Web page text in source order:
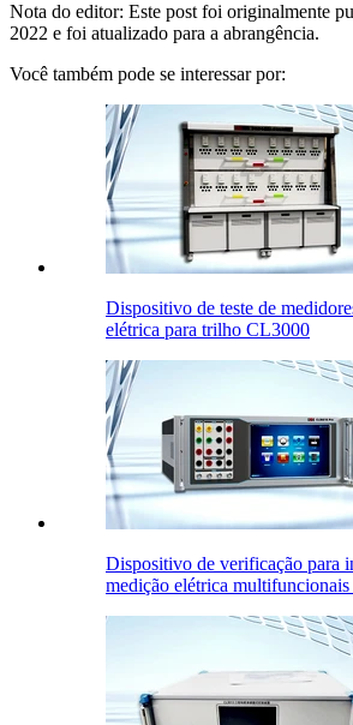
Nota do editor: Este post foi originalmente
2022 e foi atualizado para a abrangência.
Você também pode se interessar por:
Dispositivo de teste de
elétrica para trilho CL3000
Dispositivo de verificação para
medição elétrica